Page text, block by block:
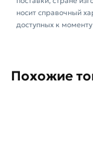
носит справочный
доступных к
Похожие